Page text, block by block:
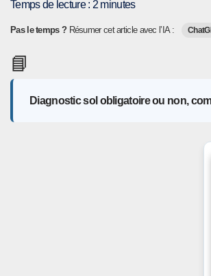
Temps de lecture : 2 minutes
Pas le temps ? Résumer cet article avec l’IA :
📘
Diagnostic sol obligatoire ou non,